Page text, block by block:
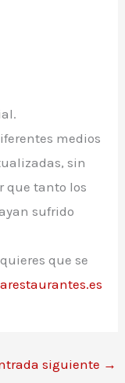
medios
sin
que tanto los
sufrido
que se
siguiente →